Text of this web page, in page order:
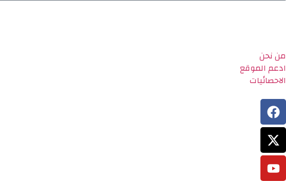
من نحن
ادعم الموقع
الاحصائيات